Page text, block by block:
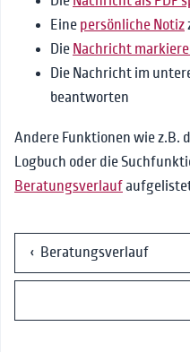
Eine persönliche Notiz
Die Nachricht
Die Nachricht im
beantworten
Andere Funktionen wie z.B.
Logbuch oder die
Beratungsverlauf
‹ Beratungsverlauf